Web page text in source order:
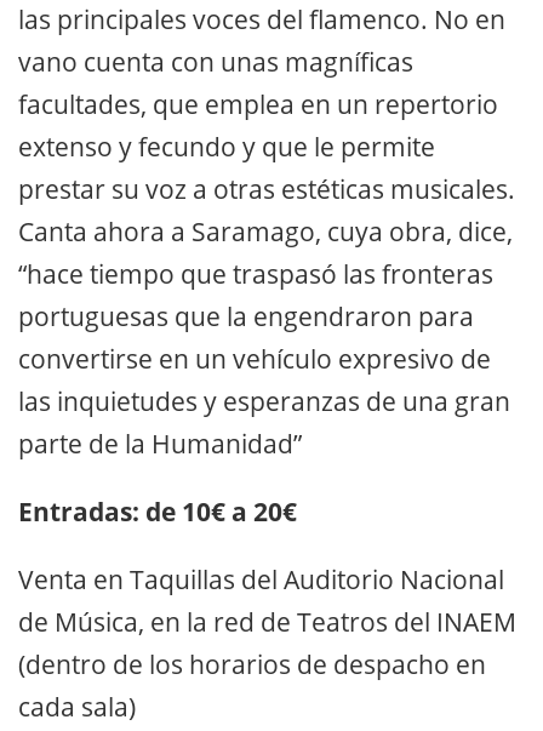
las principales voces del flamenco. No en
vano cuenta con unas magníficas
facultades, que emplea en un repertorio
extenso y fecundo y que le permite
prestar su voz a otras estéticas musicales.
Canta ahora a Saramago, cuya obra, dice,
“hace tiempo que traspasó las fronteras
portuguesas que la engendraron para
convertirse en un vehículo expresivo de
las inquietudes y esperanzas de una gran
parte de la Humanidad”
Entradas: de 10€ a 20€
Venta en Taquillas del Auditorio Nacional
de Música, en la red de Teatros del INAEM
(dentro de los horarios de despacho en
cada sala)